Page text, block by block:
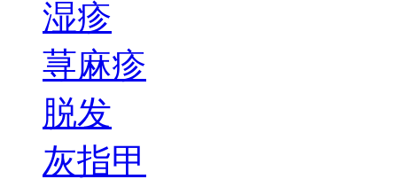
湿疹
荨麻疹
脱发
灰指甲